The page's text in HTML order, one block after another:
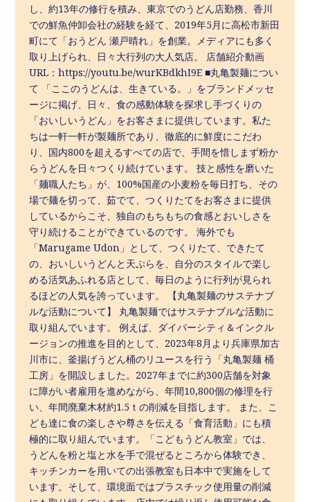
し、約13年の修行を積み、東京でのうどん店勤務、香川
での鮮魚仲卸会社の経験を経て、2019年5月に高松市新田
町にて「おうどん 瀬戸晴れ」を創業。メディアにも多く
取り上げられ、日々大行列の大人気店。 店舗紹介動画
URL：https://youtu.be/wurKBdkhI9E ■丸亀製麺につい
て 「ここのうどんは、生きている。」をブランドメッセ
ージに掲げ、日々、食の感動体験を探求し手づくりの
「おいしいうどん」をお客さまに提供しています。私た
ちは一軒一軒が製麺所であり、徹底的に鮮度にこだわ
り、国内800を超えるすべての店で、手間を惜しまず粉か
らうどんを日々つくり続けています。 技と感性を磨いた
「麺職人たち」が、100%国産の小麦粉を毎日打ち、その
場で麺を切って、茹でて、つくりたてをお客さまに提供
しているからこそ、独自のもちもちの食感とおいしさを
守り続けることができているのです。 海外でも
「Marugame Udon」として、つくりたて、できたて
の、おいしいうどんと天ぷらを、自分のスタイルで楽し
める活気あふれる店として、毎日のように行列が見られ
るほどの人気を誇っています。 【丸亀製麺のサステナブ
ルな活動について】 丸亀製麺ではサステナブルな活動に
取り組んでいます。 例えば、ダイバーシティ＆インクル
ージョンの推進を目的として、2023年8月より兵庫県加古
川市に、釜揚げうどん桶のリユースを行う「丸亀製麺 桶
工房」を開設しました。2027年までに約300店舗を対象
に障がい者雇用を進めながら、年間10,800個の修理を行
い、年間廃棄木材約1.5ｔの削減を目指します。 また、こ
ども達に食の楽しさや尊さを伝える「食育活動」にも積
極的に取り組んでいます。「こどもうどん教室」では、
うどんを粉と塩と水を手で混ぜるところから体験でき、
キッチンカーを用いての出張教室も日本中で実施をして
います。そして、環境面ではプラスチック使用量の削減